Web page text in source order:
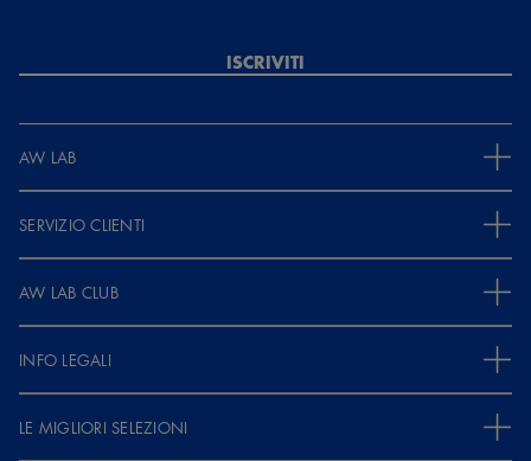
ISCRIVITI
AW LAB
SERVIZIO CLIENTI
AW LAB CLUB
INFO LEGALI
LE MIGLIORI SELEZIONI